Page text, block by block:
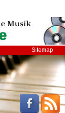
Sitemap